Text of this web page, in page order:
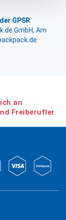
GPSR
GmbH, Am
an
Freiberufler.